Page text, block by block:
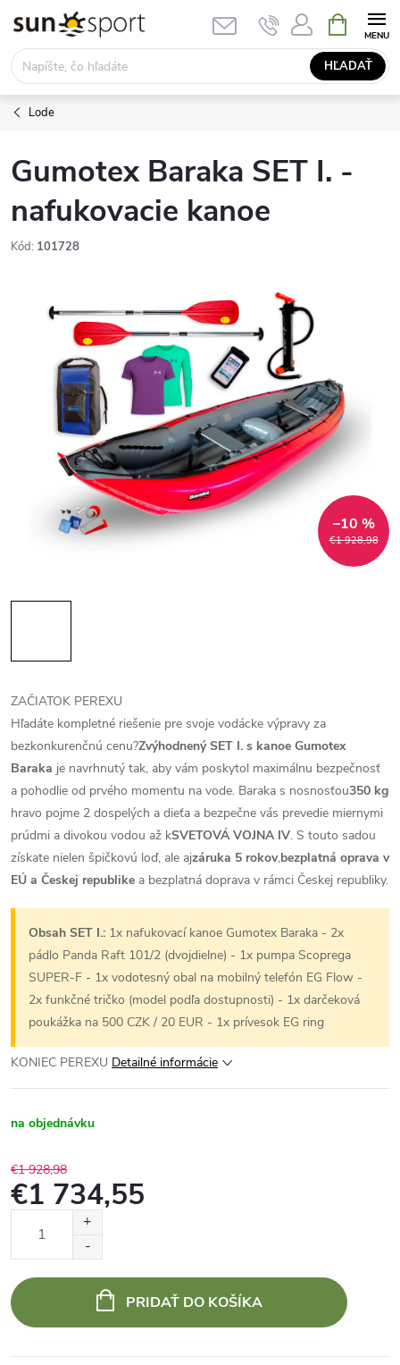
obsah
HĽADAŤ
KOŠÍK
Lode
Gumotex Baraka SET I. -
nafukovacie kanoe
Kód: 101728
€1 928,98
–10 %
ZAČIATOK PEREXU
Hľadáte kompletné riešenie pre svoje vodácke výpravy za
bezkonkurenčnú cenu?Zvýhodnený SET I. s kanoe Gumotex
Baraka je navrhnutý tak, aby vám poskytol maximálnu bezpečnosť
a pohodlie od prvého momentu na vode. Baraka s nosnosťou350 kg
hravo pojme 2 dospelých a dieťa a bezpečne vás prevedie miernymi
prúdmi a divokou vodou až kSVETOVÁ VOJNA IV. S touto sadou
získate nielen špičkovú loď, ale ajzáruka 5 rokov,bezplatná oprava v
EÚ a Českej republike a bezplatná doprava v rámci Českej republiky.
Obsah SET I.: 1x nafukovací kanoe Gumotex Baraka - 2x
pádlo Panda Raft 101/2 (dvojdielne) - 1x pumpa Scoprega
SUPER-F - 1x vodotesný obal na mobilný telefón EG Flow -
2x funkčné tričko (model podľa dostupnosti) - 1x darčeková
poukážka na 500 CZK / 20 EUR - 1x prívesok EG ring
KONIEC PEREXU Detailné informácie
na objednávku
€1 928,98
€1 734,55
PRIDAŤ DO KOŠÍKA